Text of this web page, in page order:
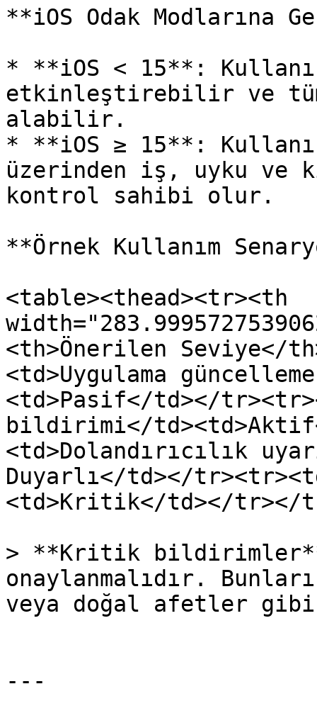
**iOS Odak Modlarına
* **iOS < 15**:
etkinleştirebilir ve
alabilir.
* **iOS ≥ 15**:
üzerinden iş, uyku ve
kontrol sahibi olur.
**Örnek Kullanım
<table><thead><tr><th
<th>Önerilen Seviye</
<td>Uygulama
<td>Pasif</td></
bildirimi</
<td>Dolandırıcılık
Duyarlı</td></
<td>Kritik</td></tr></
> **Kritik bildirimler**
onaylanmalıdır.
veya doğal afetler
---